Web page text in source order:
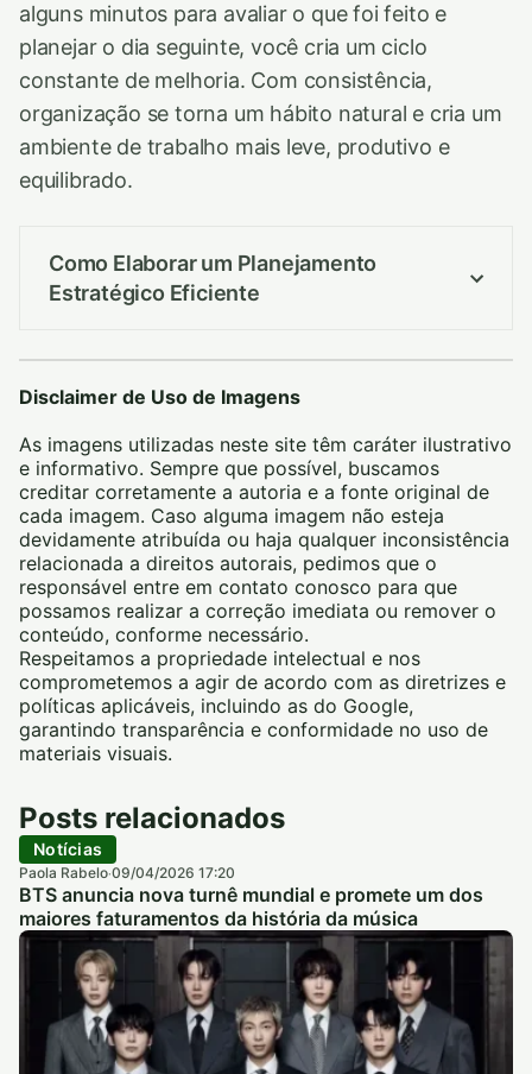
alguns minutos para avaliar o que foi feito e
planejar o dia seguinte, você cria um ciclo
constante de melhoria. Com consistência,
organização se torna um hábito natural e cria um
ambiente de trabalho mais leve, produtivo e
equilibrado.
Como Elaborar um Planejamento
Estratégico Eficiente
Disclaimer de Uso de Imagens
As imagens utilizadas neste site têm caráter ilustrativo
e informativo. Sempre que possível, buscamos
creditar corretamente a autoria e a fonte original de
cada imagem. Caso alguma imagem não esteja
devidamente atribuída ou haja qualquer inconsistência
relacionada a direitos autorais, pedimos que o
responsável entre em contato conosco para que
possamos realizar a correção imediata ou remover o
conteúdo, conforme necessário.
Respeitamos a propriedade intelectual e nos
comprometemos a agir de acordo com as diretrizes e
políticas aplicáveis, incluindo as do Google,
garantindo transparência e conformidade no uso de
materiais visuais.
Posts relacionados
Notícias
Paola Rabelo·09/04/2026 17:20
BTS anuncia nova turnê mundial e promete um dos
maiores faturamentos da história da música